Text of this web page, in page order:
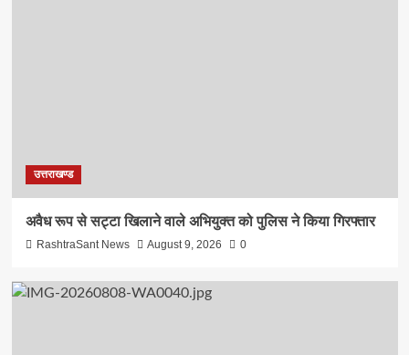
उत्तराखण्ड
अवैध रूप से सट्टा खिलाने वाले अभियुक्त को पुलिस ने किया गिरफ्तार
RashtraSant News August 9, 2026 0